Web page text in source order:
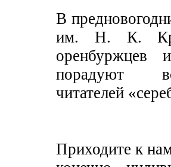
В
им. Н. К.
оренбуржцев
порадуют
читателей
Приходите к